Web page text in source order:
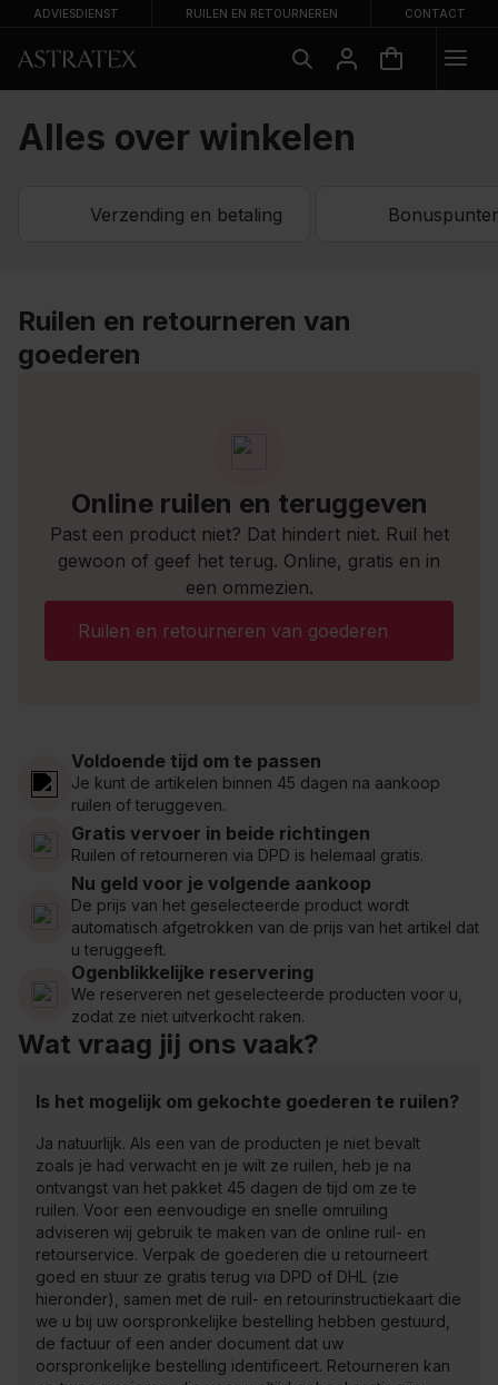
ADVIESDIENST RUILEN EN RETOURNEREN CONTACT
Alles over winkelen
Verzending en betaling
Ruilen en retourneren van
goederen
Online ruilen en teruggeven
Past een product niet? Dat hindert niet. Ruil het
gewoon of geef het terug. Online, gratis en in
een ommezien.
Ruilen en retourneren van goederen
Voldoende tijd om te passen
Je kunt de artikelen binnen 45 dagen na aankoop
ruilen of teruggeven.
Gratis vervoer in beide richtingen
Ruilen of retourneren via DPD is helemaal gratis.
Nu geld voor je volgende aankoop
De prijs van het geselecteerde product wordt
automatisch afgetrokken van de prijs van het artikel dat
u teruggeeft.
Ogenblikkelijke reservering
We reserveren net geselecteerde producten voor u,
zodat ze niet uitverkocht raken.
Wat vraag jij ons vaak?
Is het mogelijk om gekochte goederen te ruilen?
Ja natuurlijk. Als een van de producten je niet bevalt
zoals je had verwacht en je wilt ze ruilen, heb je na
ontvangst van het pakket 45 dagen de tijd om ze te
ruilen. Voor een eenvoudige en snelle omruiling
adviseren wij gebruik te maken van de online ruil- en
retourservice. Verpak de goederen die u retourneert
goed en stuur ze gratis terug via DPD of DHL (zie
hieronder), samen met de ruil- en retourinstructiekaart die
we u bij uw oorspronkelijke bestelling hebben gestuurd,
de factuur of een ander document dat uw
oorspronkelijke bestelling identificeert. Retourneren kan